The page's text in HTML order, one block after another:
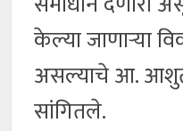
केल्या जाणाऱ्या
असल्याचे आ.
सांगितले.